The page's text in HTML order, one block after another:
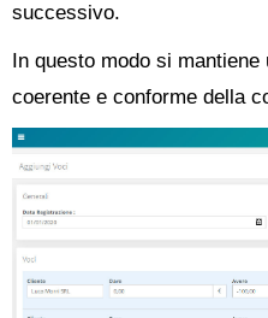
successivo.
In questo modo si
coerente e conforme della